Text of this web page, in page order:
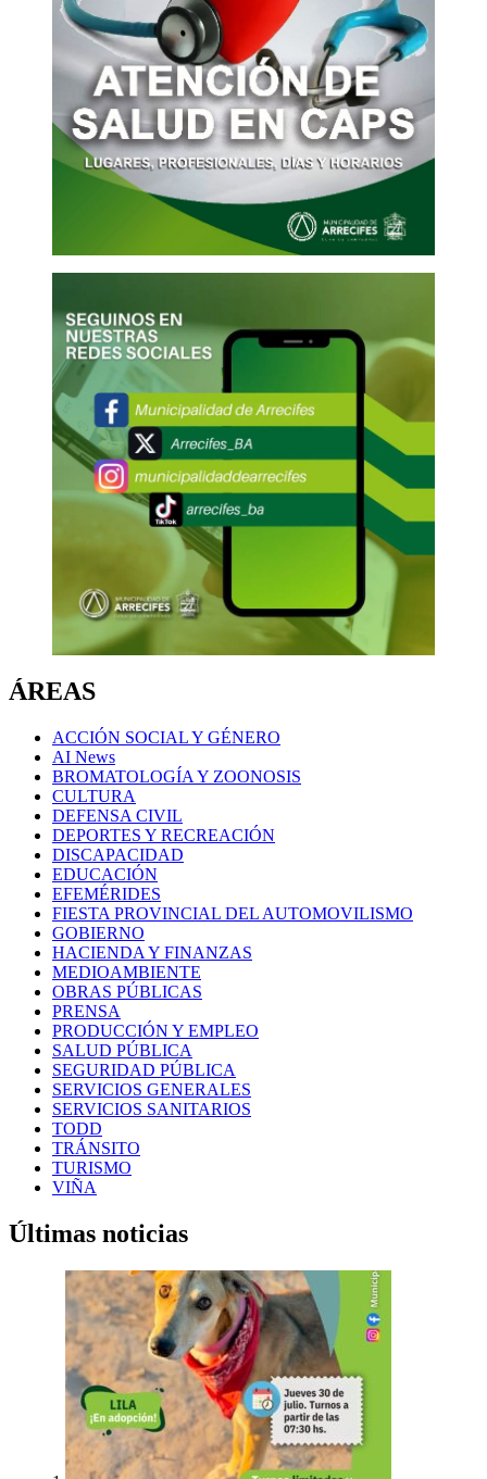
ÁREAS
ACCIÓN SOCIAL Y GÉNERO
AI News
BROMATOLOGÍA Y ZOONOSIS
CULTURA
DEFENSA CIVIL
DEPORTES Y RECREACIÓN
DISCAPACIDAD
EDUCACIÓN
EFEMÉRIDES
FIESTA PROVINCIAL DEL AUTOMOVILISMO
GOBIERNO
HACIENDA Y FINANZAS
MEDIOAMBIENTE
OBRAS PÚBLICAS
PRENSA
PRODUCCIÓN Y EMPLEO
SALUD PÚBLICA
SEGURIDAD PÚBLICA
SERVICIOS GENERALES
SERVICIOS SANITARIOS
TODD
TRÁNSITO
TURISMO
VIÑA
Últimas noticias